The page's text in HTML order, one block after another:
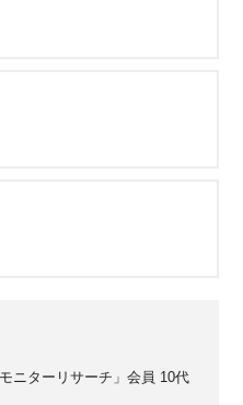
ニターリサーチ」会員 10代